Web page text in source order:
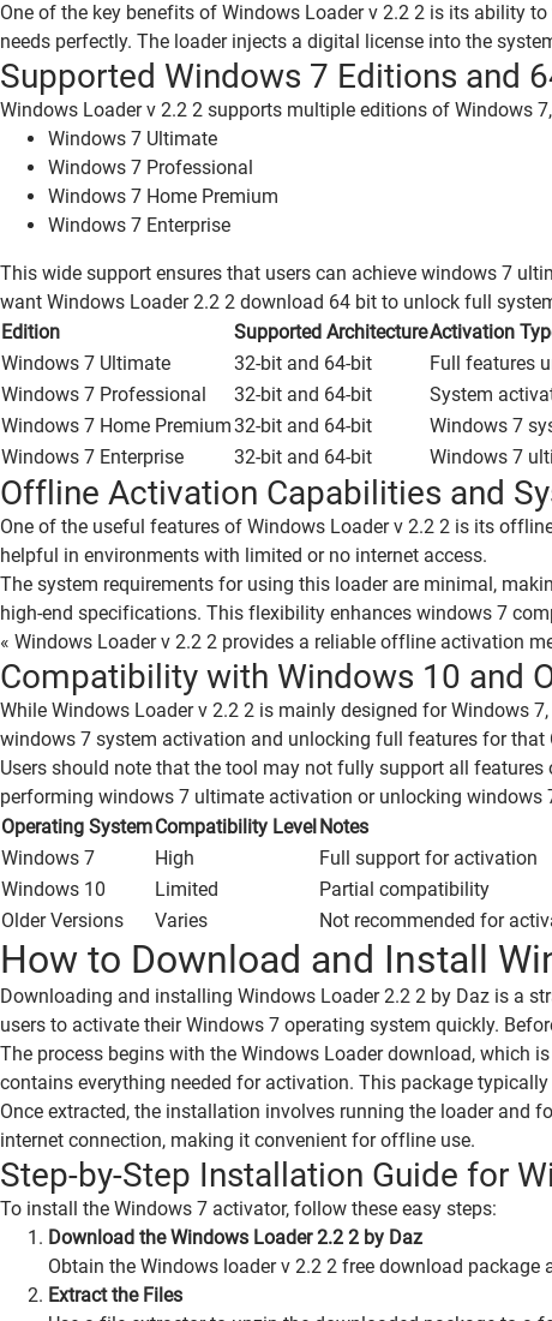
One of the key benefits of Windows Loader v 2.2 2 is its ability
needs perfectly. The loader injects a digital license into the
Supported Windows 7 Editions and
Windows Loader v 2.2 2 supports multiple editions of Windows
Windows 7 Ultimate
Windows 7 Professional
Windows 7 Home Premium
Windows 7 Enterprise
This wide support ensures that users can achieve windows 7
want Windows Loader 2.2 2 download 64 bit to unlock full
Edition
Supported ArchitectureActivation
Windows 7 Ultimate
32-bit and 64-bit
Full features
Windows 7 Professional
32-bit and 64-bit
System
Windows 7 Home Premium32-bit and 64-bit
Windows 7
Windows 7 Enterprise
32-bit and 64-bit Windows 7
Offline Activation Capabilities and
One of the useful features of Windows Loader v 2.2 2 is its
helpful in environments with limited or no internet access.
The system requirements for using this loader are minimal,
high-end specifications. This flexibility enhances windows 7
« Windows Loader v 2.2 2 provides a reliable offline activation
Compatibility with Windows 10 and
While Windows Loader v 2.2 2 is mainly designed for Windows
windows 7 system activation and unlocking full features for that
Users should note that the tool may not fully support all
performing windows 7 ultimate activation or unlocking windows
Operating SystemCompatibility LevelNotes
Windows 7
High
Full support for activation
Windows 10
Limited
Partial compatibility
Older Versions
Varies Not recommended for
How to Download and Install
Downloading and installing Windows Loader 2.2 2 by Daz is a
users to activate their Windows 7 operating system quickly.
The process begins with the Windows Loader download, which
contains everything needed for activation. This package
Once extracted, the installation involves running the loader and
internet connection, making it convenient for offline use.
Step-by-Step Installation Guide for
To install the Windows 7 activator, follow these easy steps:
Download the Windows Loader 2.2 2 by Daz
Obtain the Windows loader v 2.2 2 free download package
Extract the Files